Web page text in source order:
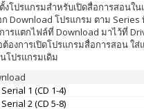
งโปรแกรมสำหรับเปิดสื่อการสอนใ
ก Download โปรแกรม ตาม Series
ารแตกไฟล์ที่ Download มาไว้ที่
ต้องการเปิดโปรแกรมสื่อการสอน
โปรแกรมเดิม
Serial 1 (CD 1-4)
Serial 2 (CD 5-8)